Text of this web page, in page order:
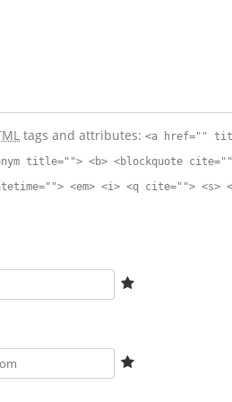
tags and attributes:<a href=""
title=""> <b> <blockquote
<em> <i> <q cite=""> <s>